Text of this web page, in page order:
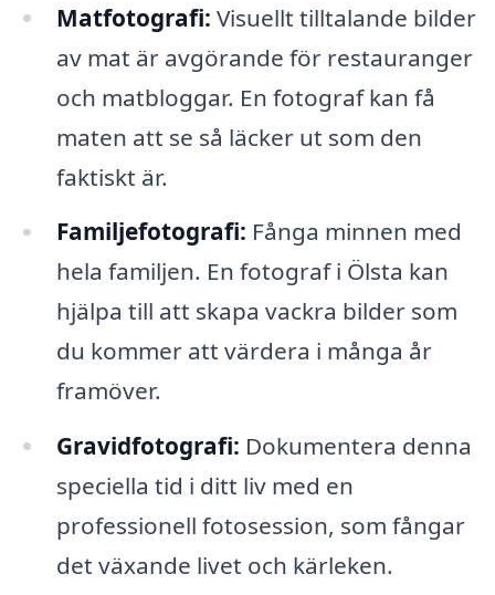
Matfotografi: Visuellt tilltalande bilder
av mat är avgörande för restauranger
och matbloggar. En fotograf kan få
maten att se så läcker ut som den
faktiskt är.
Familjefotografi: Fånga minnen med
hela familjen. En fotograf i Ölsta kan
hjälpa till att skapa vackra bilder som
du kommer att värdera i många år
framöver.
Gravidfotografi: Dokumentera denna
speciella tid i ditt liv med en
professionell fotosession, som fångar
det växande livet och kärleken.